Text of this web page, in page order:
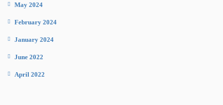
May 2024
February 2024
January 2024
June 2022
April 2022